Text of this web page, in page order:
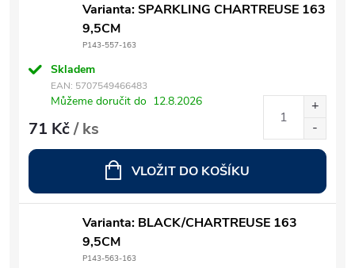
Varianta: SPARKLING CHARTREUSE 163
9,5CM
P143-557-163
Skladem
EAN: 5707549466483
Můžeme doručit do 12.8.2026
71 Kč/ ks
VLOŽIT DO KOŠÍKU
Varianta: BLACK/CHARTREUSE 163
9,5CM
P143-563-163